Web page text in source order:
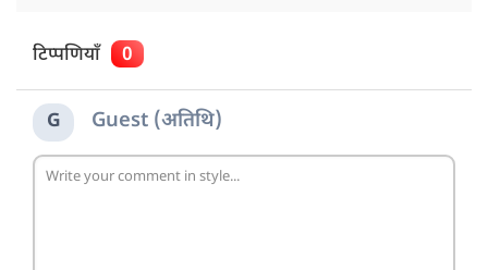
टिप्पणियाँ 0
G Guest (अतिथि)